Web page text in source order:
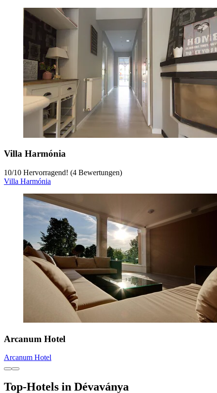
Villa Harmónia
10/10 Hervorragend! (4 Bewertungen)
Villa Harmónia
Arcanum Hotel
Arcanum Hotel
Top-Hotels in Dévaványa